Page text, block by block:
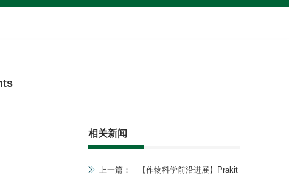
相关新闻
上一篇：
【作物科学前沿进展】Prakit